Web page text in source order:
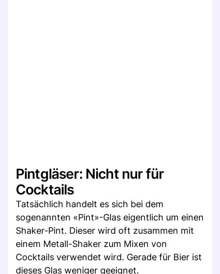
Pintgläser: Nicht nur für
Cocktails
Tatsächlich handelt es sich bei dem
sogenannten «Pint»-Glas eigentlich um einen
Shaker-Pint. Dieser wird oft zusammen mit
einem Metall-Shaker zum Mixen von
Cocktails verwendet wird. Gerade für Bier ist
dieses Glas weniger geeignet.